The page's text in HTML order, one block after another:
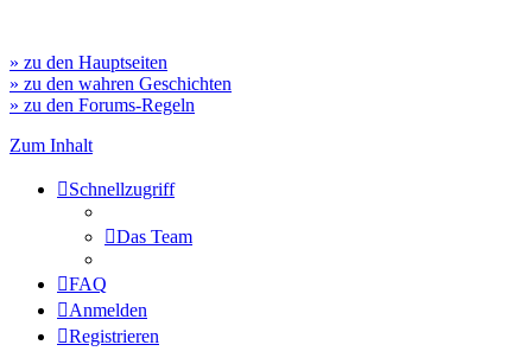
» zu den Hauptseiten
» zu den wahren Geschichten
» zu den Forums-Regeln
Zum Inhalt
Schnellzugriff
Das Team
FAQ
Anmelden
Registrieren